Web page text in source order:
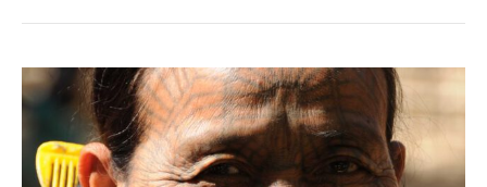
Beim
Volk
der
Chin
Myanmar:
Tätowierte
Spinnennetzfrauen